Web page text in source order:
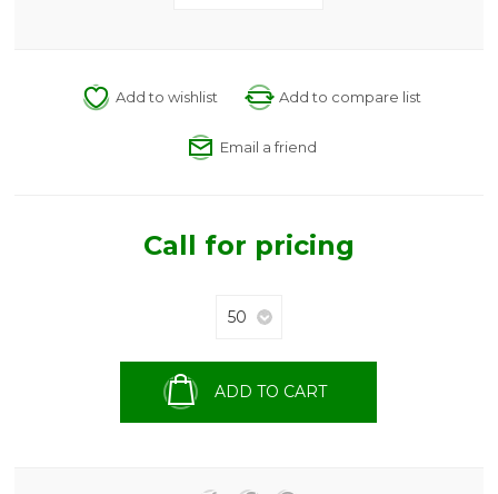
Add to wishlist Add to compare list
Email a friend
Call for pricing
ADD TO CART